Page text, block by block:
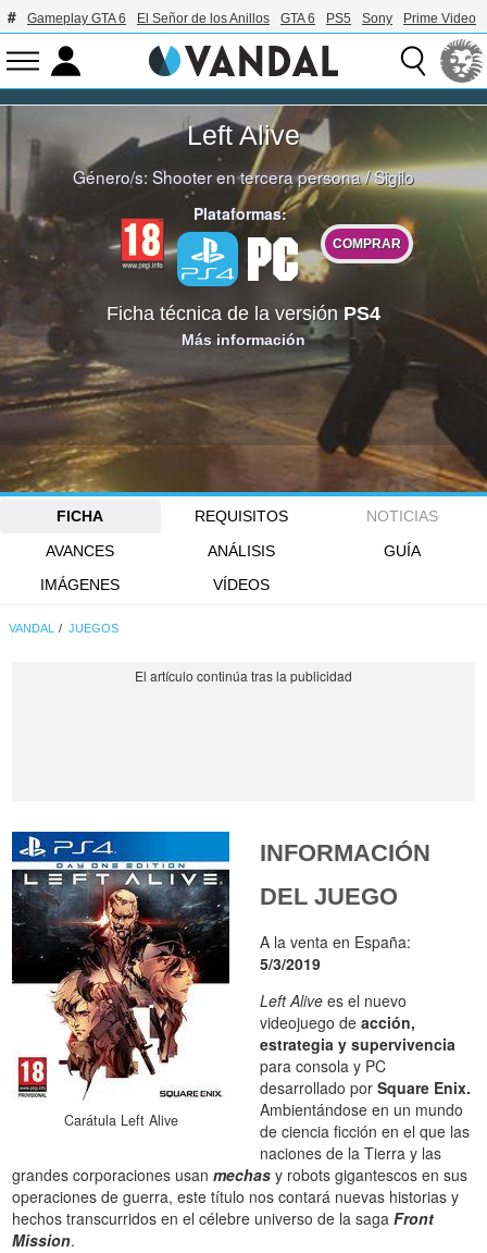
Gameplay GTA 6 El Señor de los Anillos GTA 6 PS5 Sony Prime Video
Left Alive
Género/s: Shooter en tercera persona/Sigilo
Plataformas:
COMPRAR
Ficha técnica de la versiónPS4
Más información
FICHA REQUISITOS
NOTICIAS
AVANCES
ANÁLISIS
GUÍA
IMÁGENES
VÍDEOS
VANDAL JUEGOS
Carátula Left Alive
INFORMACIÓN
DEL JUEGO
A la venta en España:
5/3/2019
Left Alive es el nuevo
videojuego deacción,
estrategia y supervivencia
para consola y PC
desarrollado porSquare Enix.
Ambientándose en un mundo
de ciencia ficción en el que las
naciones de la Tierra y las
grandes corporaciones usanmechas y robots gigantescos en sus
operaciones de guerra, este título nos contará nuevas historias y
hechos transcurridos en el célebre universo de la sagaFront
Mission.